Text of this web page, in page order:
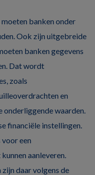
banken onder
Ook zijn uitgebreide
banken gegevens
Dat wordt
zoals
en
onderliggende waarden.
financiële instellingen.
een
aanleveren.
daar volgens de